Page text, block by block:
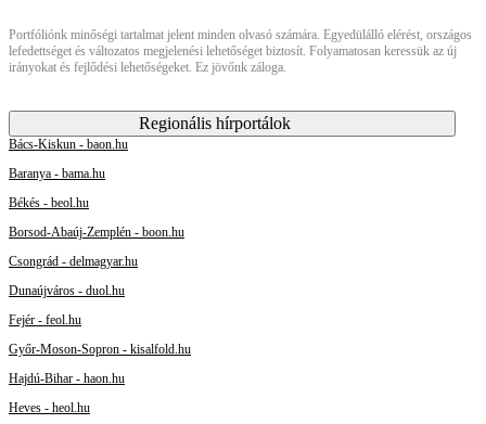
Portfóliónk minőségi tartalmat jelent minden olvasó számára. Egyedülálló elérést, országos
lefedettséget és változatos megjelenési lehetőséget biztosít. Folyamatosan keressük az új
irányokat és fejlődési lehetőségeket. Ez jövőnk záloga.
Regionális hírportálok
Bács-Kiskun - baon.hu
Baranya - bama.hu
Békés - beol.hu
Borsod-Abaúj-Zemplén - boon.hu
Csongrád - delmagyar.hu
Dunaújváros - duol.hu
Fejér - feol.hu
Győr-Moson-Sopron - kisalfold.hu
Hajdú-Bihar - haon.hu
Heves - heol.hu